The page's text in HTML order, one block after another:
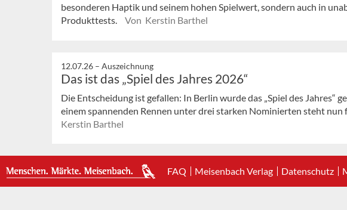
besonderen Haptik und seinem hohen Spielwert, sondern auch in
Produkttests.
Von Kerstin Barthel
12.07.26 – Auszeichnung
Das ist das „Spiel des Jahres 2026“
Die Entscheidung ist gefallen: In Berlin wurde das „Spiel des Jahres“
einem spannenden Rennen unter drei starken Nominierten steht nun
Kerstin Barthel
FAQ Meisenbach Verlag Datenschutz